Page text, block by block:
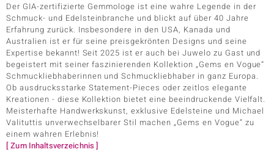
Der GIA-zertifizierte Gemmologe ist eine wahre Legende in der
Schmuck- und Edelsteinbranche und blickt auf über 40 Jahre
Erfahrung zurück. Insbesondere in den USA, Kanada und
Australien ist er für seine preisgekrönten Designs und seine
Expertise bekannt! Seit 2025 ist er auch bei Juwelo zu Gast und
begeistert mit seiner faszinierenden Kollektion „Gems en Vogue“
Schmuckliebhaberinnen und Schmuckliebhaber in ganz Europa.
Ob ausdrucksstarke Statement-Pieces oder zeitlos elegante
Kreationen - diese Kollektion bietet eine beeindruckende Vielfalt.
Meisterhafte Handwerkskunst, exklusive Edelsteine und Michael
Valituttis unverwechselbarer Stil machen „Gems en Vogue“ zu
einem wahren Erlebnis!
[ Zum Inhaltsverzeichnis ]